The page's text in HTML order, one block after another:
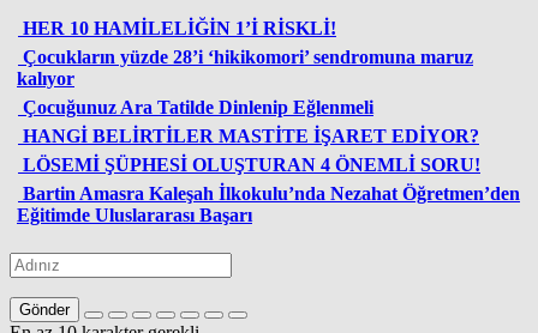
HER 10 HAMİLELİĞİN 1’İ RİSKLİ!
Çocukların yüzde 28’i ‘hikikomori’ sendromuna maruz
kalıyor
Çocuğunuz Ara Tatilde Dinlenip Eğlenmeli
HANGİ BELİRTİLER MASTİTE İŞARET EDİYOR?
LÖSEMİ ŞÜPHESİ OLUŞTURAN 4 ÖNEMLİ SORU!
Bartin Amasra Kaleşah İlkokulu’nda Nezahat Öğretmen’den
Eğitimde Uluslararası Başarı
Gönder